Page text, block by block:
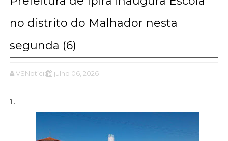
no distrito do Malhador nesta
segunda (6)
VSNotícias julho 06, 2026